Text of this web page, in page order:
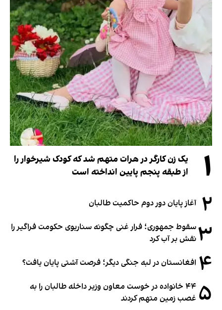
۱
یک زن کارگر در هرات متهم شد که کودک شیرخوار را
از طبقه پنجم پایین انداخته است
۲ آغاز پایان دور دوم حاکمیت طالبان
۳سقوط جمهوری؛ فرار غنی چگونه سناریوی حکومت فراگیر را
نقش بر آب کرد
۴ افغانستان در لبه جنگی دیگر؛ فرصت آشتی پایان یافت؟
۵
۴۴ خانواده در خوست معاون وزیر داخله طالبان را به
غصب زمین متهم کردند